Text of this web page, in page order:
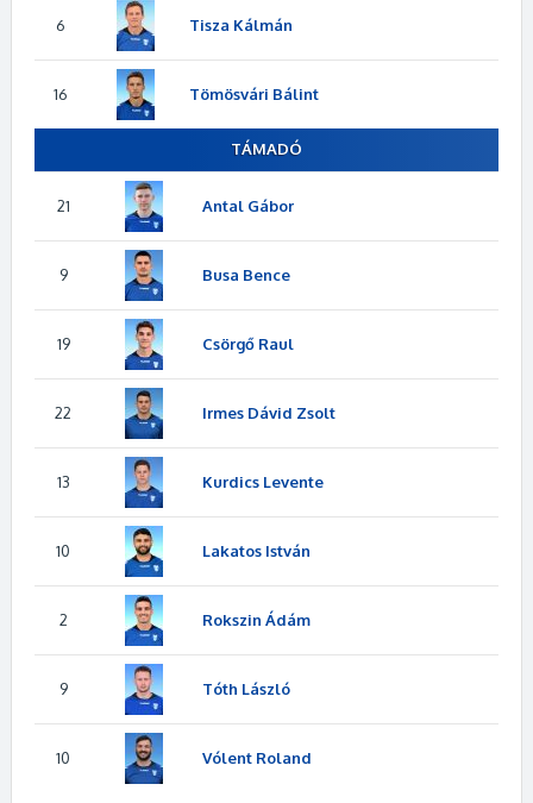
6 Tisza Kálmán
16 Tömösvári Bálint
TÁMADÓ
21 Antal Gábor
9 Busa Bence
19 Csörgő Raul
22 Irmes Dávid Zsolt
13 Kurdics Levente
10 Lakatos István
2 Rokszin Ádám
9 Tóth László
10 Vólent Roland